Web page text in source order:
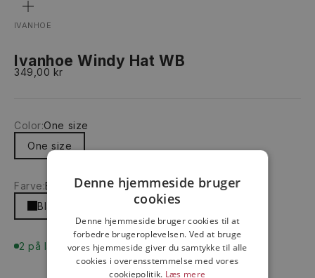
IVANHOE
Ivanhoe Windy Hat WB
Salgspris
349,00 kr
Color:One size
One size
Farve:Black
Black
2 på lager
Denne hjemmeside bruger
cookies
Denne hjemmeside bruger cookies til at
forbedre brugeroplevelsen. Ved at bruge
vores hjemmeside giver du samtykke til alle
cookies i overensstemmelse med vores
cookiepolitik. Læs mere